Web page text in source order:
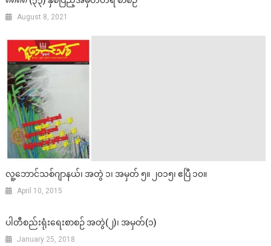
August 8, 2021
လူ့ဘောင်သစ်ဂျာနယ်၊ အတွဲ ၁၊ အမှတ် ၅။ ၂၀၁၅၊ ဧပြီ ၁၀။
April 10, 2015
ပါတီစည်းရုံးရေးစာစဉ် အတွဲ(၂)၊ အမှတ်(၁)
January 25, 2018